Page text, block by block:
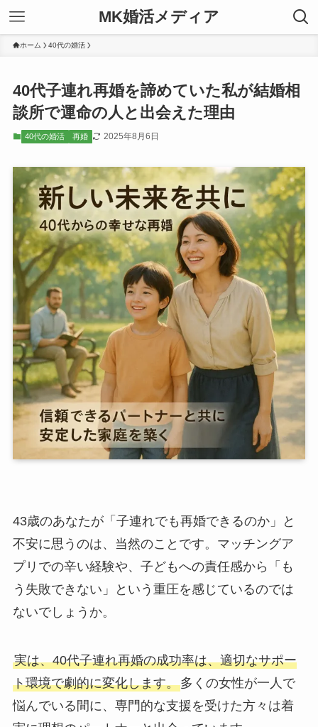
MK婚活メディア
ホーム 40代の婚活
40代子連れ再婚を諦めていた私が結婚相
談所で運命の人と出会えた理由
40代の婚活 再婚 2025年8月6日
43歳のあなたが「子連れでも再婚できるのか」と
不安に思うのは、当然のことです。マッチングア
プリでの辛い経験や、子どもへの責任感から「も
う失敗できない」という重圧を感じているのでは
ないでしょうか。
実は、40代子連れ再婚の成功率は、適切なサポー
ト環境で劇的に変化します。多くの女性が一人で
悩んでいる間に、専門的な支援を受けた方々は着